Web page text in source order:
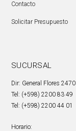
Contacto
Solicitar Presupuesto
SUCURSAL
Dir: General Flores 2470
Tel: (+598) 2200 83 49
Tel: (+598) 2200 44 01
Horario: